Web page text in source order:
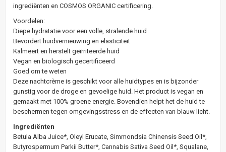
ingrediënten en COSMOS ORGANIC certificering.
Voordelen:
Diepe hydratatie voor een volle, stralende huid
Bevordert huidvernieuwing en elasticiteit
Kalmeert en herstelt geïrriteerde huid
Vegan en biologisch gecertificeerd
Goed om te weten
Deze nachtcrème is geschikt voor alle huidtypes en is bijzonder
gunstig voor de droge en gevoelige huid. Het product is vegan en
gemaakt met 100% groene energie. Bovendien helpt het de huid te
beschermen tegen omgevingsstress en de effecten van blauw licht.
Ingrediënten
Betula Alba Juice*, Oleyl Erucate, Simmondsia Chinensis Seed Oil*,
Butyrospermum Parkii Butter*, Cannabis Sativa Seed Oil*, Squalane,